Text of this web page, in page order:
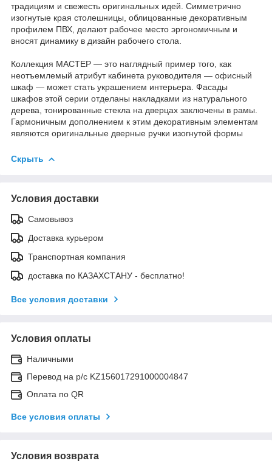
традициям и свежесть оригинальных идей. Симметрично
изогнутые края столешницы, облицованные декоративным
профилем ПВХ, делают рабочее место эргономичным и
вносят динамику в дизайн рабочего стола.
Коллекция МАСТЕР — это наглядный пример того, как
неотъемлемый атрибут кабинета руководителя — офисный
шкаф — может стать украшением интерьера. Фасады
шкафов этой серии отделаны накладками из натурального
дерева, тонированные стекла на дверцах заключены в рамы.
Гармоничным дополнением к этим декоративным элементам
являются оригинальные дверные ручки изогнутой формы
Скрыть
Условия доставки
Самовывоз
Доставка курьером
Транспортная компания
доставка по КАЗАХСТАНУ - бесплатно!
Все условия доставки
Условия оплаты
Наличными
Перевод на р/с KZ156017291000004847
Оплата по QR
Все условия оплаты
Условия возврата